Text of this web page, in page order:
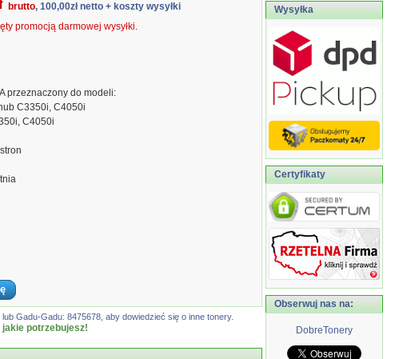
brutto, 100,00zł netto + koszty wysyłki
promocją darmowej wysyłki.
przeznaczony do modeli:
C3350i, C4050i
C4050i
lub Gadu-Gadu: 8475678, aby dowiedzieć się o inne tonery.
jakie potrzebujesz!
Wysyłka
Certyfikaty
Obserwuj nas na:
DobreTonery